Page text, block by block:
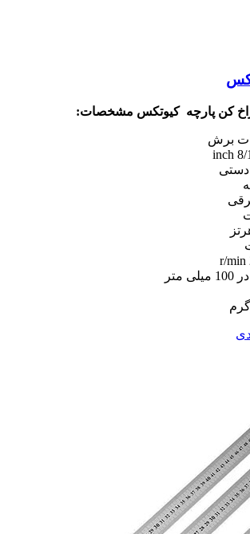
کن پارچه کیوتکس مشخصات:
برش
دستی